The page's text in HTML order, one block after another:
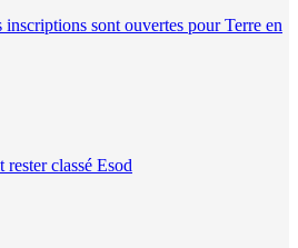
sont ouvertes pour Terre en
classé Esod